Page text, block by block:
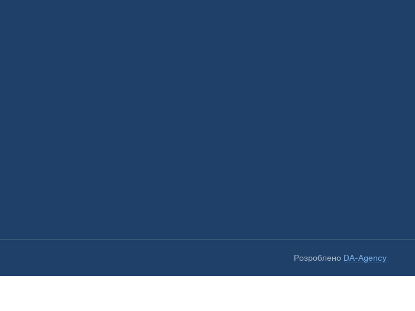
Розроблено DA-Agency